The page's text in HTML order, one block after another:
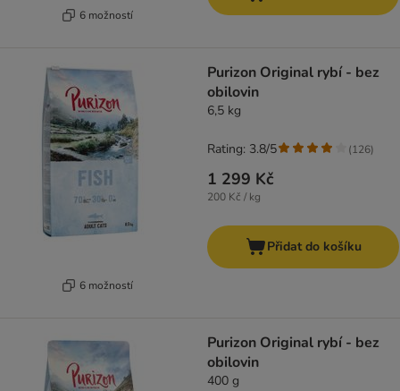
6 možností
6 možností
Purizon Original rybí - bez
obilovin
6,5 kg
1 299 Kč
200 Kč / kg
Rating: 3.8/5 (126)
Přidat do košíku
Purizon Original rybí - bez
obilovin
400 g